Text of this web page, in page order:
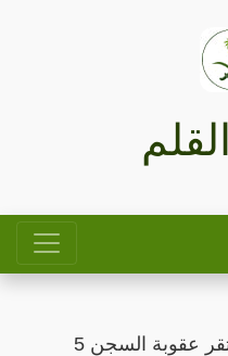
عقوبة السجن 5